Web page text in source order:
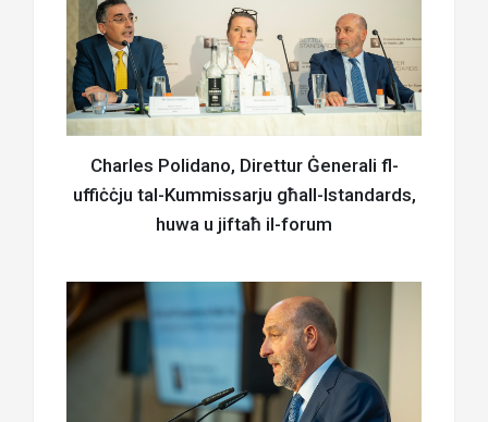
Charles Polidano, Direttur Ġenerali fl-
uffiċċju tal-Kummissarju għall-Istandards,
huwa u jiftaħ il-forum